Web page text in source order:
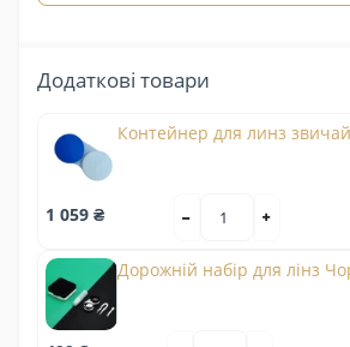
Додаткові товари
Контейнер для линз
1 059 ₴
Дорожній набір для лінз